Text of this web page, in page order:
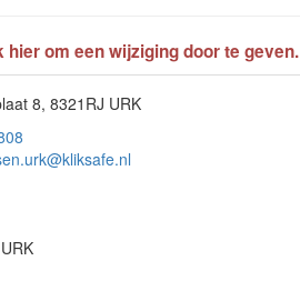
om een wijziging door te geven.
8, 8321RJ URK